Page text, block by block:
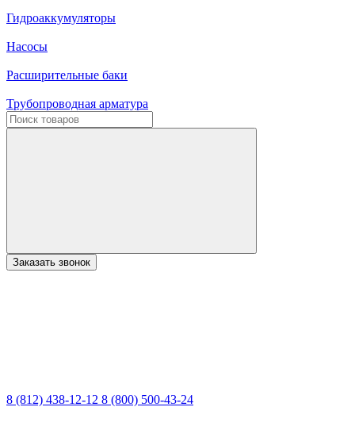
Гидроаккумуляторы
Насосы
Расширительные баки
Трубопроводная арматура
Заказать звонок
8 (812) 438-12-12 8 (800) 500-43-24